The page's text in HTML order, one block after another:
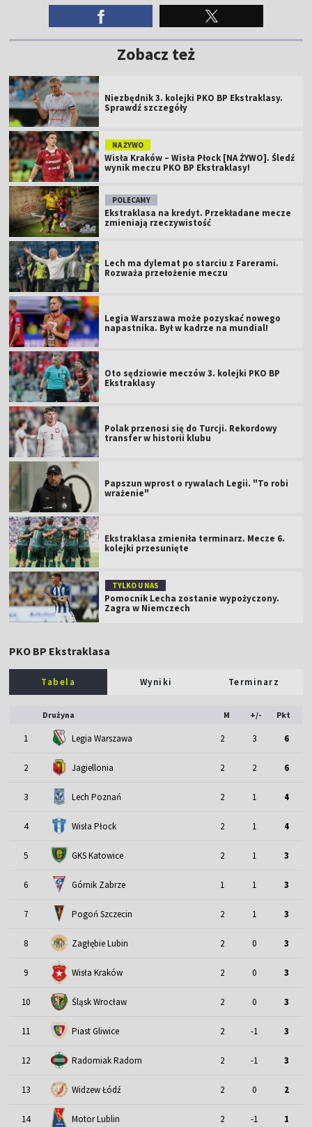
Zobacz też
Niezbędnik 3. kolejki PKO BP Ekstraklasy.
Sprawdź szczegóły
NA ŻYWO
Wisła Kraków – Wisła Płock [NA ŻYWO]. Śledź
wynik meczu PKO BP Ekstraklasy!
POLECAMY
Ekstraklasa na kredyt. Przekładane mecze
zmieniają rzeczywistość
Lech ma dylemat po starciu z Farerami.
Rozważa przełożenie meczu
Legia Warszawa może pozyskać nowego
napastnika. Był w kadrze na mundial!
Oto sędziowie meczów 3. kolejki PKO BP
Ekstraklasy
Polak przenosi się do Turcji. Rekordowy
transfer w historii klubu
Papszun wprost o rywalach Legii. "To robi
wrażenie"
Ekstraklasa zmieniła terminarz. Mecze 6.
kolejki przesunięte
TYLKO U NAS
Pomocnik Lecha zostanie wypożyczony.
Zagra w Niemczech
PKO BP Ekstraklasa
Tabela Wyniki Terminarz
Drużyna M +/- Pkt
1 Legia Warszawa 2 3 6
2 Jagiellonia 2 2 6
3 Lech Poznań 2 1 4
4 Wisła Płock 2 1 4
5 GKS Katowice 2 1 3
6 Górnik Zabrze 1 1 3
7 Pogoń Szczecin 2 1 3
8 Zagłębie Lubin 2 0 3
9 Wisła Kraków 2 0 3
10 Śląsk Wrocław 2 0 3
11 Piast Gliwice 2 -1 3
12 Radomiak Radom 2 -1 3
13 Widzew Łódź 2 0 2
14 Motor Lublin 2 -1 1